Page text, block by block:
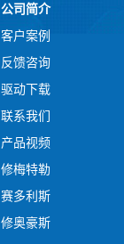
公司简介
客户案例
反馈咨询
驱动下载
联系我们
产品视频
修梅特勒
赛多利斯
修奥豪斯